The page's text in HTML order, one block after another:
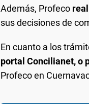
Además, Profeco
sus decisiones de
En cuanto a los
portal Concilianet, o
Profeco en